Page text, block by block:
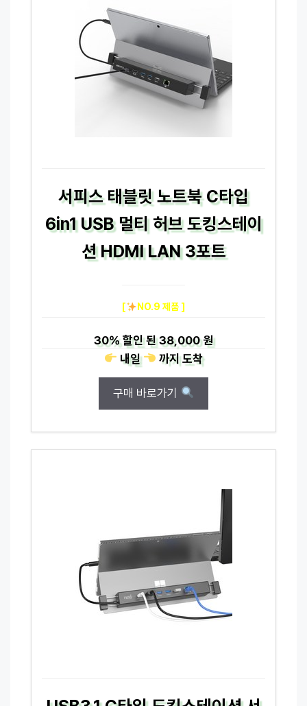
서피스 태블릿 노트북 C타입
6in1 USB 멀티 허브 도킹스테이
션 HDMI LAN 3포트
[ NO.9 제품 ]
30%할인 된38,000 원
내일
까지도착
구매 바로가기